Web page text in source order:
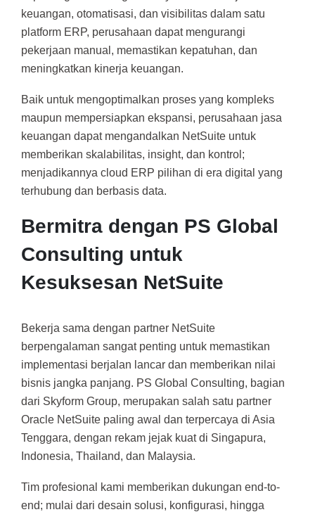
keuangan, otomatisasi, dan visibilitas dalam satu
platform ERP, perusahaan dapat mengurangi
pekerjaan manual, memastikan kepatuhan, dan
meningkatkan kinerja keuangan.
Baik untuk mengoptimalkan proses yang kompleks
maupun mempersiapkan ekspansi, perusahaan jasa
keuangan dapat mengandalkan NetSuite untuk
memberikan skalabilitas, insight, dan kontrol;
menjadikannya cloud ERP pilihan di era digital yang
terhubung dan berbasis data.
Bermitra dengan PS Global
Consulting untuk
Kesuksesan NetSuite
Bekerja sama dengan partner NetSuite
berpengalaman sangat penting untuk memastikan
implementasi berjalan lancar dan memberikan nilai
bisnis jangka panjang. PS Global Consulting, bagian
dari Skyform Group, merupakan salah satu partner
Oracle NetSuite paling awal dan terpercaya di Asia
Tenggara, dengan rekam jejak kuat di Singapura,
Indonesia, Thailand, dan Malaysia.
Tim profesional kami memberikan dukungan end-to-
end; mulai dari desain solusi, konfigurasi, hingga